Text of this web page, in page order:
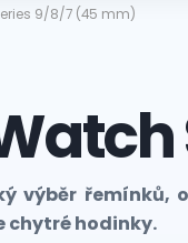
9/8/7 (45 mm)
výběr
chytré hodinky.